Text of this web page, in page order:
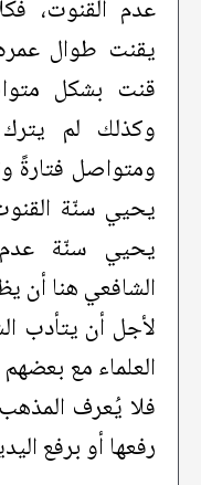
عدم القنوت،
يقنت طوال
قنت بشكل
وكذلك لم
ومتواصل فتارةً
يحيي سنّة
يحيي سنّة عدم
الشافعي هنا أن
لأجل أن يتأدب
العلماء مع
فلا يُعرف
رفعها أو برفع